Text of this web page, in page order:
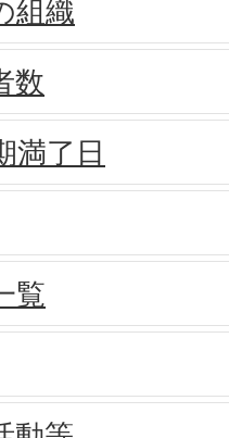
組織
数
満了日
覧